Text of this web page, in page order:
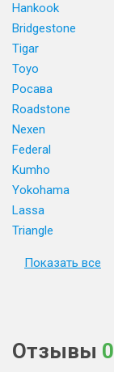
Hankook
Bridgestone
Tigar
Toyo
Росава
Roadstone
Nexen
Federal
Kumho
Yokohama
Lassa
Triangle
Показать все
Отзывы 0